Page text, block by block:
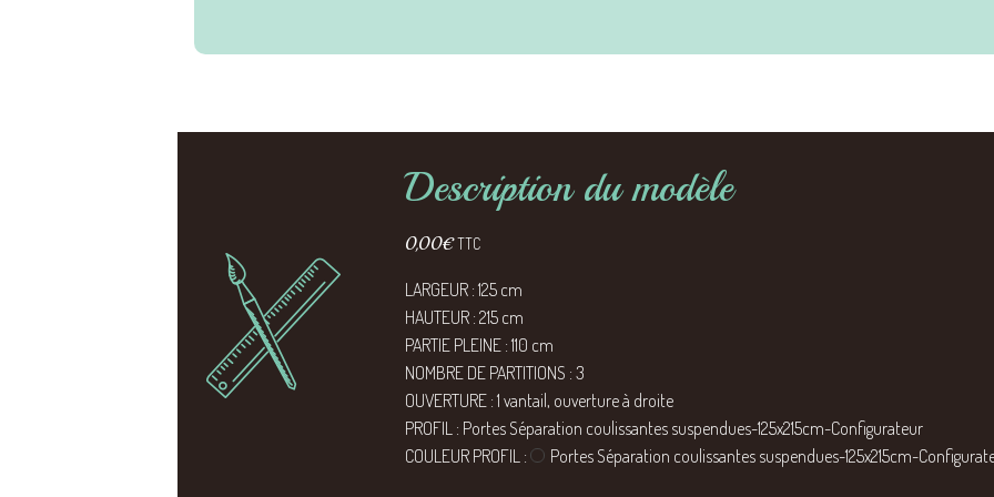
Description du modèle
0,00€TTC
LARGEUR : 125 cm
HAUTEUR : 215 cm
PARTIE PLEINE : 110 cm
NOMBRE DE PARTITIONS : 3
OUVERTURE : 1 vantail, ouverture à droite
PROFIL : Portes Séparation coulissantes suspendues-125x215cm-Configurateur
COULEUR PROFIL :
Portes Séparation coulissantes suspendues-125x215cm-